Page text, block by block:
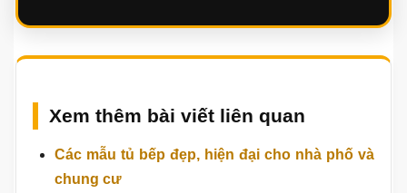
Hotline: 0867 475 128
Website: noithatthuanphat.vn
Hà Nội
Gọi tư vấn ngay